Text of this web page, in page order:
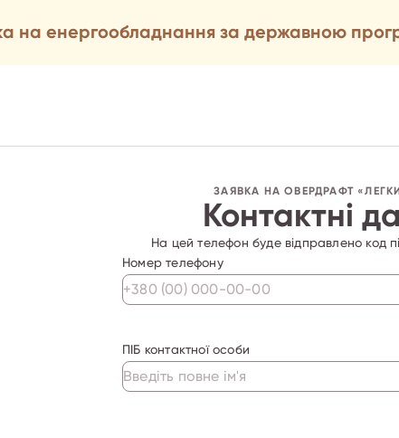
на енергообладнання за державною
ЗАЯВКА НА ОВЕРДРАФТ
Контактні
На цей телефон буде відправлено код
Номер телефону
ПІБ контактної особи